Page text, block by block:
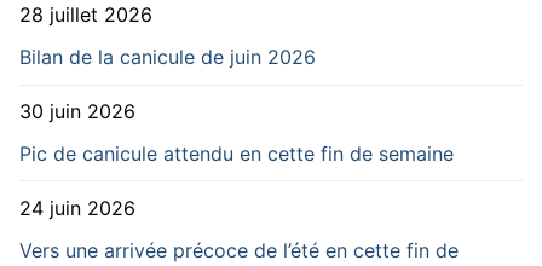
28 juillet 2026
Bilan de la canicule de juin 2026
30 juin 2026
Pic de canicule attendu en cette fin de semaine
24 juin 2026
Vers une arrivée précoce de l’été en cette fin de